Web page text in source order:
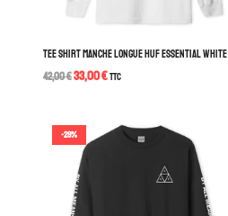
TEE SHIRT MANCHE LONGUE HUF ESSENTIAL WHITE
42,00€33,00€TTC
-29%